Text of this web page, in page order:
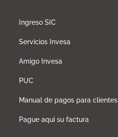
Ingreso SIC
Servicios Invesa
Amigo Invesa
PUC
Manual de pagos para clientes
Pague aqui su factura